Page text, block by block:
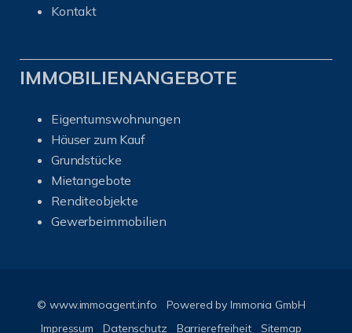
Kontakt
IMMOBILIENANGEBOTE
Eigentumswohnungen
Häuser zum Kauf
Grundstücke
Mietangebote
Renditeobjekte
Gewerbeimmobilien
© www.immoagent.info Powered byImmonia GmbH
Impressum
Datenschutz Barrierefreiheit Sitemap